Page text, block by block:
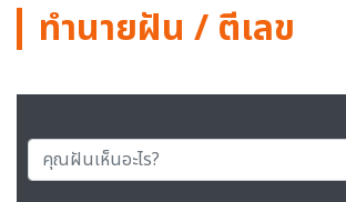
ทำนายฝัน / ตีเลข